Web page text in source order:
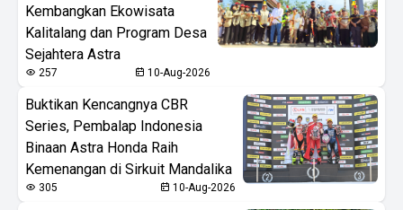
Kembangkan Ekowisata
Kalitalang dan Program Desa
Sejahtera Astra
257 10-Aug-2026
Buktikan Kencangnya CBR
Series, Pembalap Indonesia
Binaan Astra Honda Raih
Kemenangan di Sirkuit Mandalika
305 10-Aug-2026